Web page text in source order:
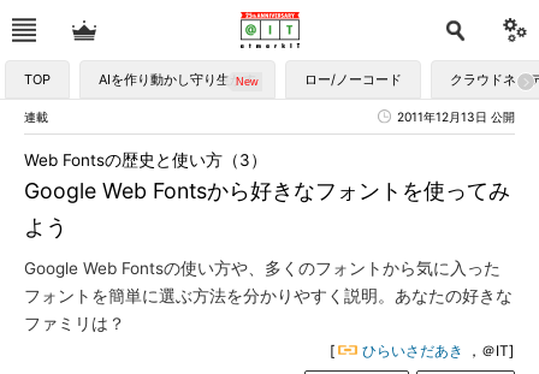
TOP AIを作り動かし守り生かす ロー/ノーコード クラウドネイ
連載 2011年12月13日 公開
Google Web Fontsから好きなフォントを使ってみ
よう
Web Fontsの歴史と使い方（3）
Google Web Fontsの使い方や、多くのフォントから気に入った
フォントを簡単に選ぶ方法を分かりやすく説明。あなたの好きな
ファミリは？
[ ひらいさだあき
，＠IT]